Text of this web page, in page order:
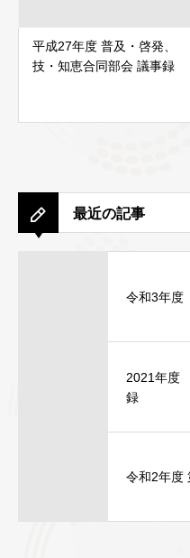
平成27年度 普及・啓発、
技・知恵合同部会 議事録
最近の記事
令和3年度
2021年度
録
令和2年度